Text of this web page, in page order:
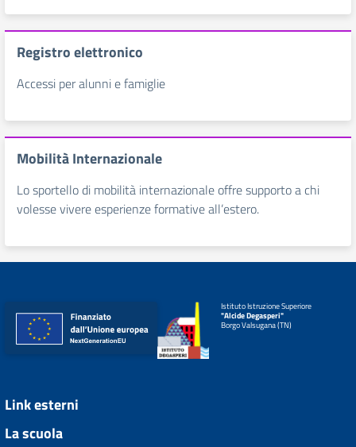
Registro elettronico
Accessi per alunni e famiglie
Mobilità Internazionale
Lo sportello di mobilità internazionale offre supporto a chi
volesse vivere esperienze formative all’estero.
Istituto Istruzione Superiore
"Alcide Degasperi"
Borgo Valsugana (TN)
Link esterni
La scuola